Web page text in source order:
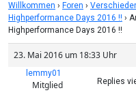
Willkommen › Foren ›
Highperformance Days 2016 !! ›
Highperformance Days 2016 !!
23. Mai 2016 um 18:33 Uhr
lemmy01
Mitglied Replies